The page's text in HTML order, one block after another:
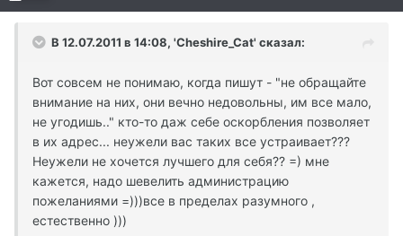
В 12.07.2011 в 14:08, 'Cheshire_Cat' сказал:
Вот совсем не понимаю, когда пишут - "не обращайте
внимание на них, они вечно недовольны, им все мало,
не угодишь.." кто-то даж себе оскорбления позволяет
в их адрес... неужели вас таких все устраивает???
Неужели не хочется лучшего для себя?? =) мне
кажется, надо шевелить администрацию
пожеланиями =)))все в пределах разумного ,
естественно )))